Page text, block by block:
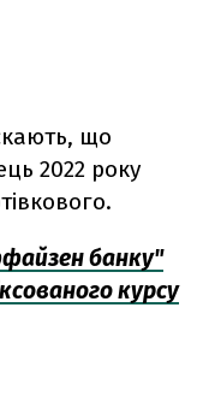
що
2022 року
банку"
курсу